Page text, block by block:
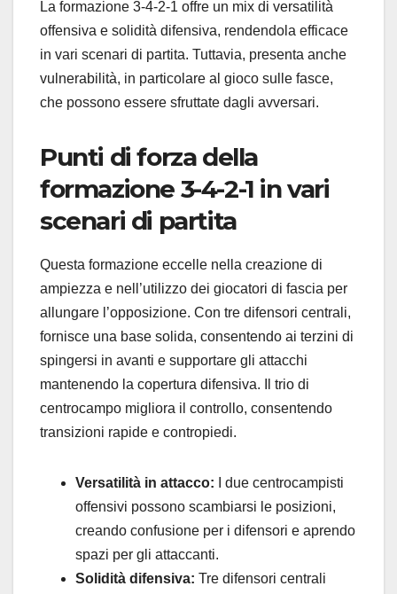
La formazione 3-4-2-1 offre un mix di versatilità
offensiva e solidità difensiva, rendendola efficace
in vari scenari di partita. Tuttavia, presenta anche
vulnerabilità, in particolare al gioco sulle fasce,
che possono essere sfruttate dagli avversari.
Punti di forza della
formazione 3-4-2-1 in vari
scenari di partita
Questa formazione eccelle nella creazione di
ampiezza e nell’utilizzo dei giocatori di fascia per
allungare l’opposizione. Con tre difensori centrali,
fornisce una base solida, consentendo ai terzini di
spingersi in avanti e supportare gli attacchi
mantenendo la copertura difensiva. Il trio di
centrocampo migliora il controllo, consentendo
transizioni rapide e contropiedi.
Versatilità in attacco: I due centrocampisti
offensivi possono scambiarsi le posizioni,
creando confusione per i difensori e aprendo
spazi per gli attaccanti.
Solidità difensiva: Tre difensori centrali